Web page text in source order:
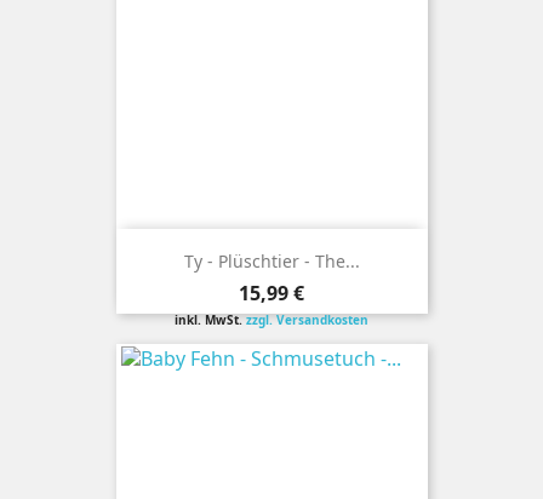
Ty - Plüschtier - The...
Preis
15,99 €
inkl. MwSt.zzgl. Versandkosten